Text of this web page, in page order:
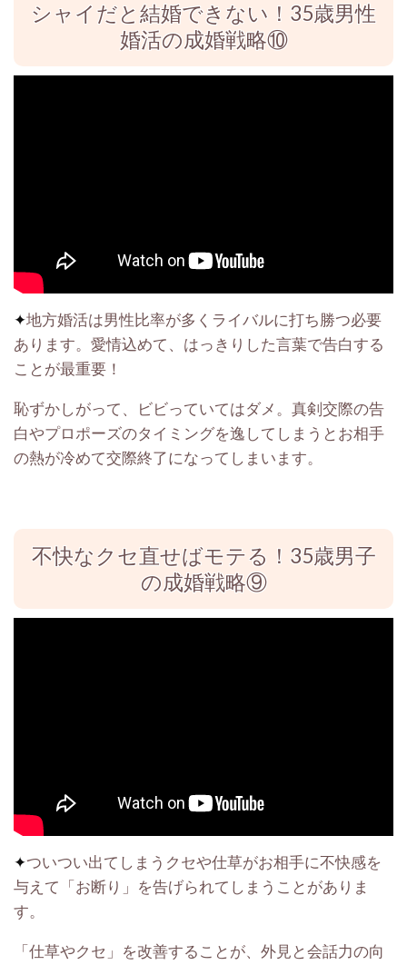
シャイだと結婚できない！35歳男性
婚活の成婚戦略⑩
✦地方婚活は男性比率が多くライバルに打ち勝つ必要
あります。愛情込めて、はっきりした言葉で告白する
ことが最重要！
恥ずかしがって、ビビっていてはダメ。真剣交際の告
白やプロポーズのタイミングを逸してしまうとお相手
の熱が冷めて交際終了になってしまいます。
不快なクセ直せばモテる！35歳男子
の成婚戦略⑨
✦ついつい出てしまうクセや仕草がお相手に不快感を
与えて「お断り」を告げられてしまうことがありま
す。
「仕草やクセ」を改善することが、外見と会話力の向